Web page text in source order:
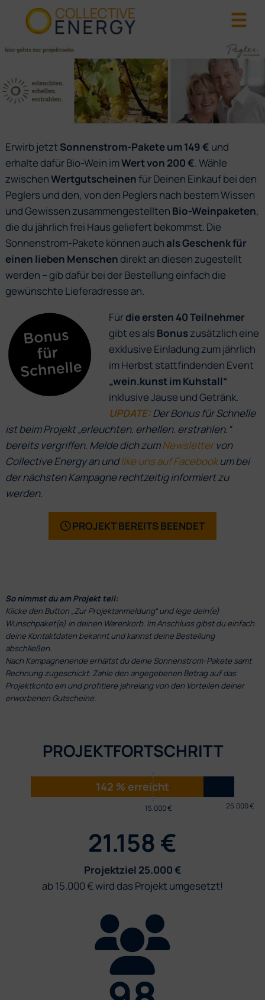
PROJEKTFORTSCHRITT
142 % erreicht
25.000 €
15.000 €
21.158 €
Projektziel 25.000 €
ab 15.000 € wird das Projekt umgesetzt!
Erwirb jetzt Sonnenstrom-Pakete um 149 € und
erhalte dafür Bio-Wein imWert von 200 €. Wähle
zwischenWertgutscheinenfür Deinen Einkauf bei den
Peglers und den, von den Peglers nach bestem Wissen
und Gewissen zusammengestellten Bio-Weinpaketen,
die du jährlich frei Haus geliefert bekommst. Die
Sonnenstrom-Pakete können auch als Geschenk für
einen lieben Menschen direkt an diesen zugestellt
werden – gib dafür bei der Bestellung einfach die
gewünschte Lieferadresse an.
Fürdie ersten 40 Teilnehmer
gibt es als Bonuszusätzlich eine
exklusive Einladung zum jährlich
im Herbst stattfindenden Event
„wein.kunst im Kuhstall“
inklusive Jause und Getränk.
UPDATE:Der Bonus für Schnelle
ist beim Projekt „erleuchten. erhellen. erstrahlen.“
bereits vergriffen. Melde dich zumNewslettervon
Collective Energy an undlike uns auf Facebookum bei
der nächsten Kampagne rechtzeitig informiert zu
werden.
PROJEKT BEREITS BEENDET
So nimmst du am Projekt teil:
Klicke den Button „Zur Projektanmeldung“ und lege dein(e)
Wunschpaket(e) in deinen Warenkorb. Im Anschluss gibst du einfach
deine Kontaktdaten bekannt und kannst deine Bestellung
abschließen.
Nach Kampagnenende erhältst du deine Sonnenstrom-Pakete samt
Rechnung zugeschickt. Zahle den angegebenen Betrag auf das
Projektkonto ein und profitiere jahrelang von den Vorteilen deiner
erworbenen Gutscheine.